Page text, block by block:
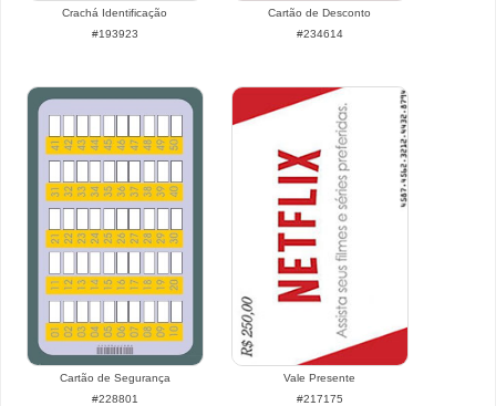
Crachá Identificação
#193923
Cartão de Desconto
#234614
Cartão de Segurança
#228801
Vale Presente
#217175